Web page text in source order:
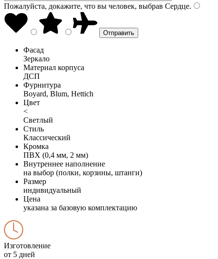
Пожалуйста, докажите, что вы человек, выбрав Сердце.
Фасад
Зеркало
Материал корпуса
ДСП
Фурнитура
Boyard, Blum, Hettich
Цвет
<
Светлый
Стиль
Классический
Кромка
ПВХ (0,4 мм, 2 мм)
Внутреннее наполнение
на выбор (полки, корзины, штанги)
Размер
индивидуальный
Цена
указана за базовую комплектацию
Изготовление
от 5 дней